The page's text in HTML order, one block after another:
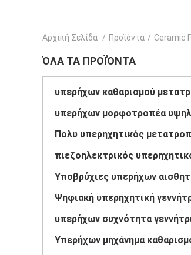
Αρχική Σελίδα / Προϊόντα / Ceramic
ΌΛΑ ΤΑ ΠΡΟΪΌΝΤΑ
Ψηφιακή υπερηχητική
υπερήχων συχνότητα
Υπερήχων μηχάνημα